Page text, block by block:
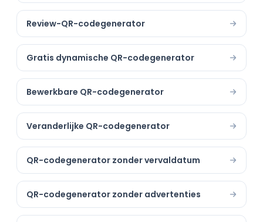
Review-QR-codegenerator
Gratis dynamische QR-codegenerator
Bewerkbare QR-codegenerator
Veranderlijke QR-codegenerator
QR-codegenerator zonder vervaldatum
QR-codegenerator zonder advertenties